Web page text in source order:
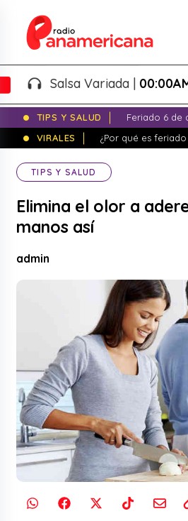
Salsa Variada |00:00AM -
TIPS Y SALUD
Feriado 6 de
VIRALES
¿Por qué es
TIPS Y SALUD
Elimina el olor a
manos así
admin